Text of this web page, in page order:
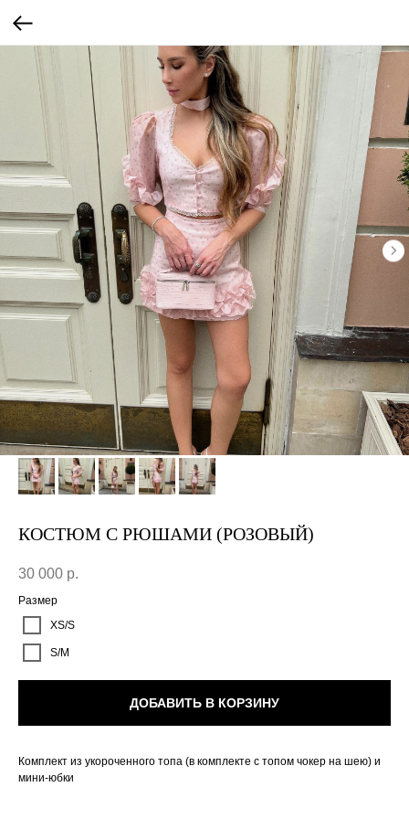
КОСТЮМ С РЮШАМИ (РОЗОВЫЙ)
30 000 р.
Размер
XS/S
S/M
ДОБАВИТЬ В КОРЗИНУ
Комплект из укороченного топа (в комплекте с топом чокер на шею) и
мини-юбки